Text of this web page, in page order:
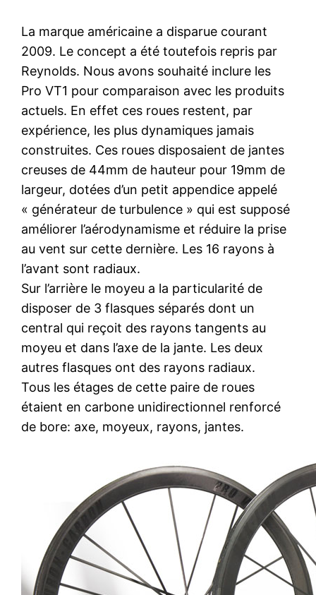
La marque américaine a disparue courant
2009. Le concept a été toutefois repris par
Reynolds. Nous avons souhaité inclure les
Pro VT1 pour comparaison avec les produits
actuels. En effet ces roues restent, par
expérience, les plus dynamiques jamais
construites. Ces roues disposaient de jantes
creuses de 44mm de hauteur pour 19mm de
largeur, dotées d’un petit appendice appelé
« générateur de turbulence » qui est supposé
améliorer l’aérodynamisme et réduire la prise
au vent sur cette dernière. Les 16 rayons à
l’avant sont radiaux.
Sur l’arrière le moyeu a la particularité de
disposer de 3 flasques séparés dont un
central qui reçoit des rayons tangents au
moyeu et dans l’axe de la jante. Les deux
autres flasques ont des rayons radiaux.
Tous les étages de cette paire de roues
étaient en carbone unidirectionnel renforcé
de bore: axe, moyeux, rayons, jantes.